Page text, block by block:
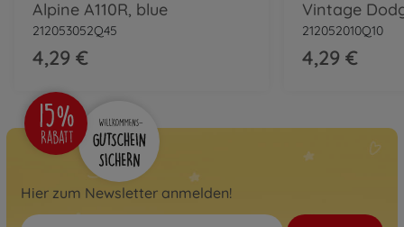
Alpine A110R, blue
212053052Q45
4,29 €
212052010Q10
4,29 €
Hier zum Newsletter anmelden!